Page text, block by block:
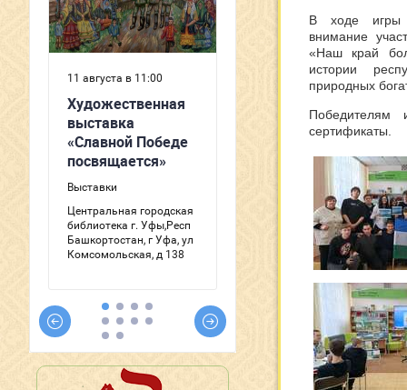
В ходе игры
внимание
«Наш край
истории
природных
сертификаты.